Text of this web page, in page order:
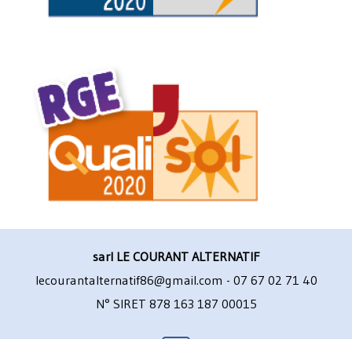
sarl LE COURANT ALTERNATIF
lecourantalternatif86@gmail.com - 07 67 02 71 40
N° SIRET 878 163 187 00015